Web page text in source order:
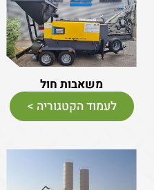
משאבות חול
לעמוד הקטגוריה >